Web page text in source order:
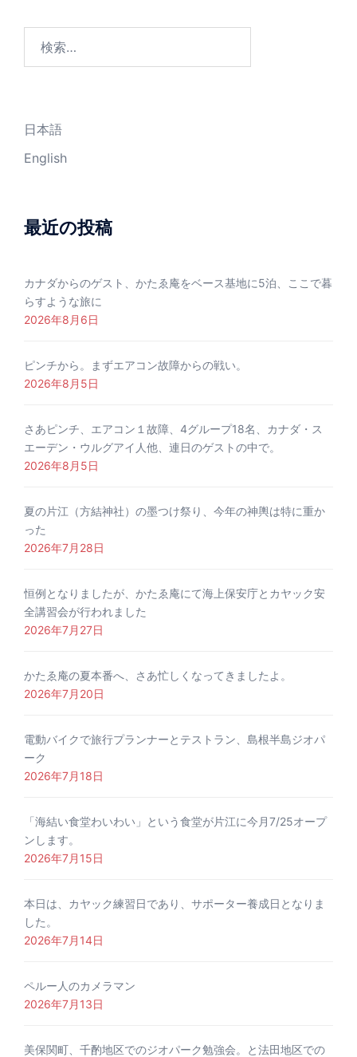
日本語
English
最近の投稿
カナダからのゲスト、かたゑ庵をベース基地に5泊、ここで暮
らすような旅に
2026年8月6日
ピンチから。まずエアコン故障からの戦い。
2026年8月5日
さあピンチ、エアコン１故障、4グループ18名、カナダ・ス
エーデン・ウルグアイ人他、連日のゲストの中で。
2026年8月5日
夏の片江（方結神社）の墨つけ祭り、今年の神輿は特に重か
った
2026年7月28日
恒例となりましたが、かたゑ庵にて海上保安庁とカヤック安
全講習会が行われました
2026年7月27日
かたゑ庵の夏本番へ、さあ忙しくなってきましたよ。
2026年7月20日
電動バイクで旅行プランナーとテストラン、島根半島ジオパ
ーク
2026年7月18日
「海結い食堂わいわい」という食堂が片江に今月7/25オープ
ンします。
2026年7月15日
本日は、カヤック練習日であり、サポーター養成日となりま
した。
2026年7月14日
ペルー人のカメラマン
2026年7月13日
美保関町、千酌地区でのジオパーク勉強会。と法田地区での